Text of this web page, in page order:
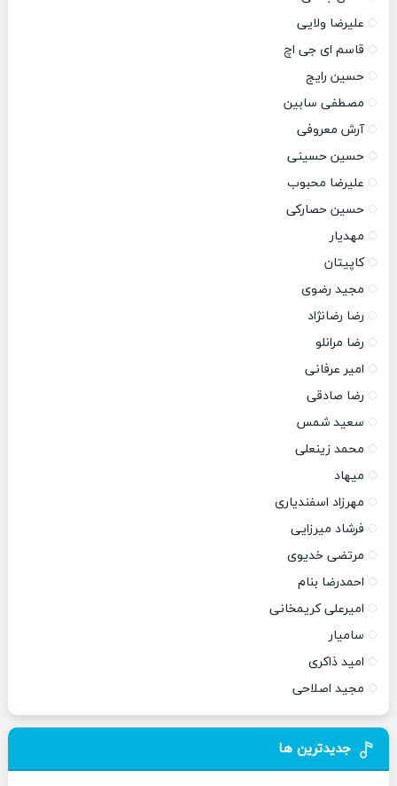
علیرضا ولایی
قاسم ای جی اچ
حسین رایج
مصطفی سابین
آرش معروفی
حسین حسینی
علیرضا محبوب
حسین حصارکی
مهدیار
کاپیتان
مجید رضوی
رضا رضانژاد
رضا مرانلو
امیر عرفانی
رضا صادقی
سعید شمس
محمد زینعلی
میهاد
مهرزاد اسفندیاری
فرشاد میرزایی
مرتضی خدیوی
احمدرضا بنام
امیرعلی کریمخانی
سامیار
امید ذاکری
مجید اصلاحی
جدیدترین ها